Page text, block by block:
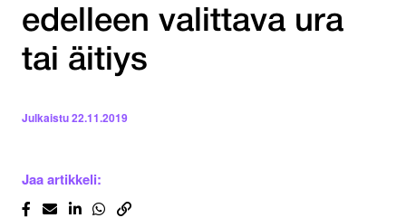
edelleen valittava ura
tai äitiys
Julkaistu22.11.2019
Jaa artikkeli: